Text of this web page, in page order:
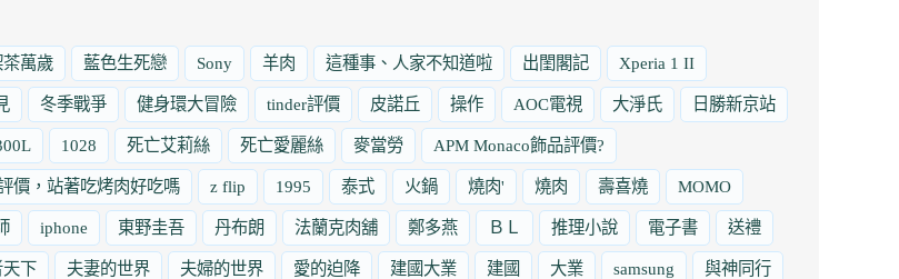
茶萬歲 藍色生死戀 Sony 羊肉 這種事、人家不知道啦 出閨閣記 Xperia 1 II
冬季戰爭 健身環大冒險 tinder評價 皮諾丘 操作 AOC電視 大淨氏 日勝新京站
1028 死亡艾莉絲 死亡愛麗絲 麥當勞 APM Monaco飾品評價?
價，站著吃烤肉好吃嗎 z flip 1995 泰式 火鍋 燒肉' 燒肉 壽喜燒 MOMO
iphone 東野圭吾 丹布朗 法蘭克肉舖 鄭多燕 ＢＬ 推理小說 電子書 送禮
天下 夫妻的世界 夫婦的世界 愛的迫降 建國大業 建國 大業 samsung 與神同行